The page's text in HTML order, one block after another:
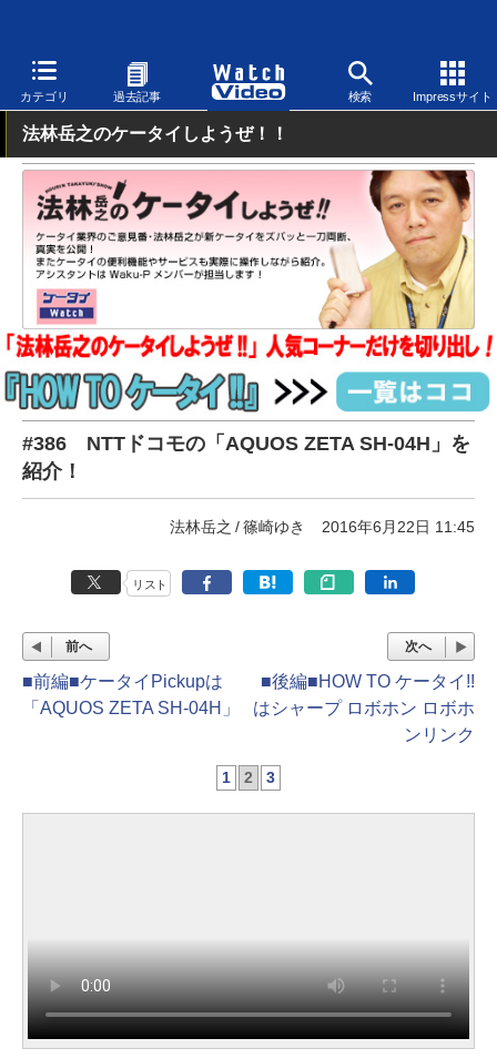
カテゴリ 過去記事 検索 Impressサイト
Watch Video モバイル スマートフォン Android
法林岳之のケータイしようぜ！！
#386 NTTドコモの「AQUOS ZETA SH-04H」を
紹介！
法林岳之 篠崎ゆき 2016年6月22日 11:45
リスト
前へ
■前編■ケータイPickupは
「AQUOS ZETA SH-04H」
次へ
■後編■HOW TO ケータイ!!
はシャープ ロボホン ロボホ
ンリンク
1 2 3